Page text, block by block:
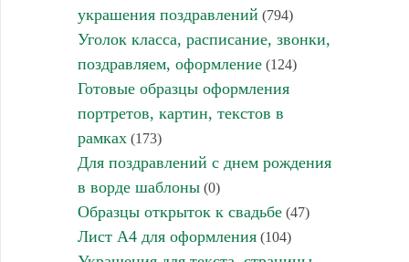
украшения поздравлений (794)
Уголок класса, расписание, звонки,
поздравляем, оформление(124)
Готовые образцы оформления
портретов, картин, текстов в
рамках(173)
Для поздравлений с днем рождения
в ворде шаблоны(0)
Образцы открыток к свадьбе(47)
Лист А4 для оформления(104)